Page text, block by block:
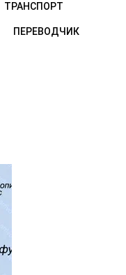
ТРАНСПОРТ
ПЕРЕВОДЧИК